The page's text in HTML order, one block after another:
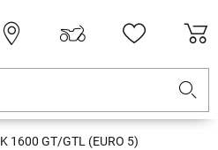
K 1600 GT/GTL (EURO 5)